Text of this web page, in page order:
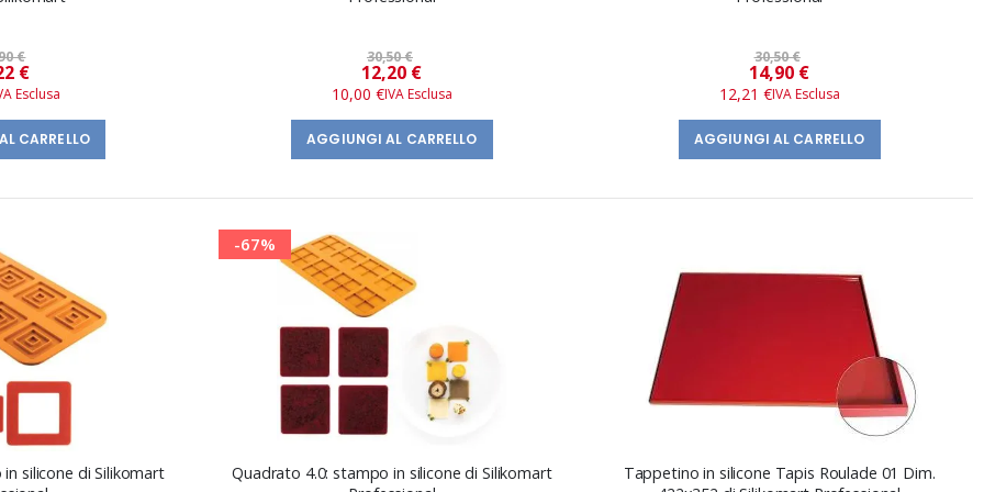
€
Prezzo
speciale
€
CARRELLO
30,50 €
Prezzo
speciale
12,20 €
10,00 €
AGGIUNGI AL CARRELLO
30,50 €
Prezzo
speciale
14,90 €
12,21 €
AGGIUNGI AL CARRELLO
silicone di Silikomart
-67%
Quadrato 4.0: stampo in silicone di Silikomart
Tappetino in silicone Tapis Roulade 01 Dim.